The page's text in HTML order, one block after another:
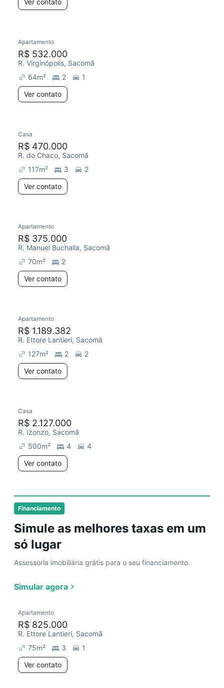
Financiamento
Simule as melhores taxas em um
só lugar
Assessoria imobiliária grátis para o seu financiamento.
Simular agora
Ver contato
Apartamento
R$ 532.000
R. Virginópolis, Sacomã
64m² 2
1
Ver contato
Casa
R$ 470.000
R. do Chaco, Sacomã
117m² 3
2
Ver contato
Apartamento
R$ 375.000
R. Manuel Buchalla, Sacomã
70m²
2
Ver contato
Apartamento
R$ 1.189.382
R. Ettore Lantieri, Sacomã
127m² 2
2
Ver contato
Casa
R$ 2.127.000
R. Izonzo, Sacomã
500m² 4
4
Ver contato
Apartamento
R$ 825.000
R. Ettore Lantieri, Sacomã
75m² 3
1
Ver contato